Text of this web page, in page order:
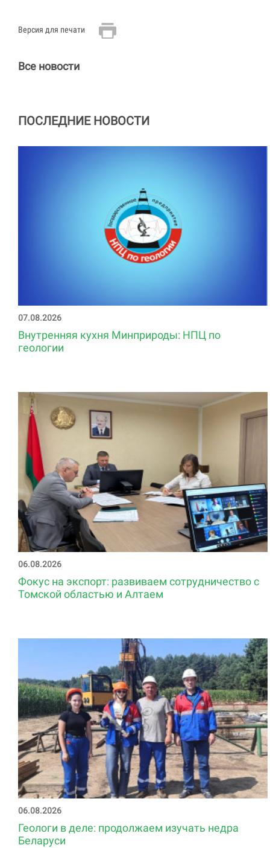
Версия для печати
Все новости
ПОСЛЕДНИЕ НОВОСТИ
07.08.2026
Внутренняя кухня Минприроды: НПЦ по
геологии
06.08.2026
Фокус на экспорт: развиваем сотрудничество с
Томской областью и Алтаем
06.08.2026
Геологи в деле: продолжаем изучать недра
Беларуси